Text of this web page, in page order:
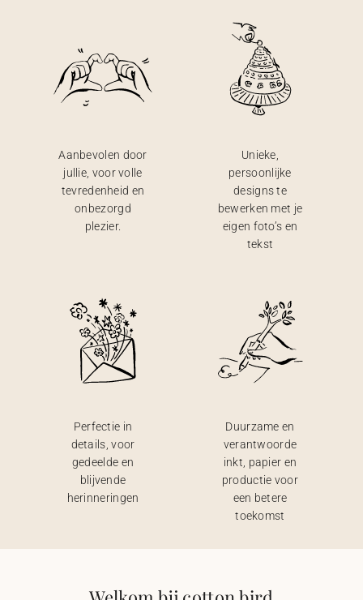
Aanbevolen door
jullie, voor volle
tevredenheid en
onbezorgd
plezier.
Unieke,
persoonlijke
designs te
bewerken met je
eigen foto’s en
tekst
Perfectie in
details, voor
gedeelde en
blijvende
herinneringen
Duurzame en
verantwoorde
inkt, papier en
productie voor
een betere
toekomst